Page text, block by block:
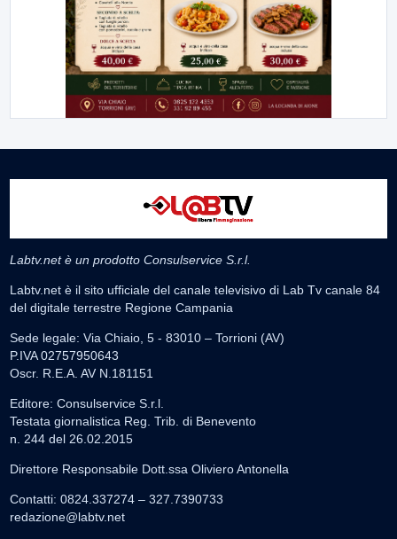
Labtv.net è un prodotto Consulservice S.r.l.
Labtv.net è il sito ufficiale del canale televisivo di Lab Tv canale 84
del digitale terrestre Regione Campania
Sede legale: Via Chiaio, 5 - 83010 – Torrioni (AV)
P.IVA 02757950643
Oscr. R.E.A. AV N.181151
Editore: Consulservice S.r.l.
Testata giornalistica Reg. Trib. di Benevento
n. 244 del 26.02.2015
Direttore Responsabile Dott.ssa Oliviero Antonella
Contatti: 0824.337274 – 327.7390733
redazione@labtv.net